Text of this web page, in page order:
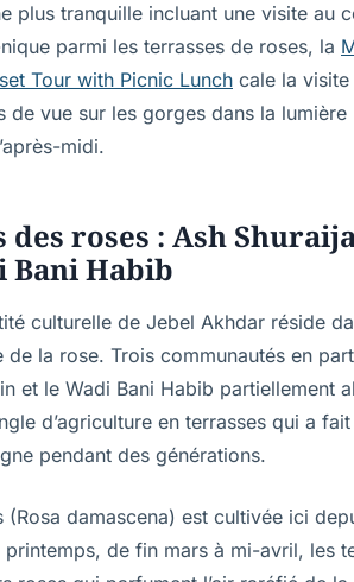
plus tranquille incluant une visite au
parmi les terrasses de roses, la
Tour with Picnic Lunch cale la
de vue sur les gorges dans la lumière
midi.
des roses : Ash
Bani Habib
culturelle de Jebel Akhdar réside
de la rose. Trois communautés en
et le Wadi Bani Habib partiellement
d’agriculture en terrasses qui a
pendant des générations.
(Rosa damascena) est cultivée ici
printemps, de fin mars à mi-avril, les